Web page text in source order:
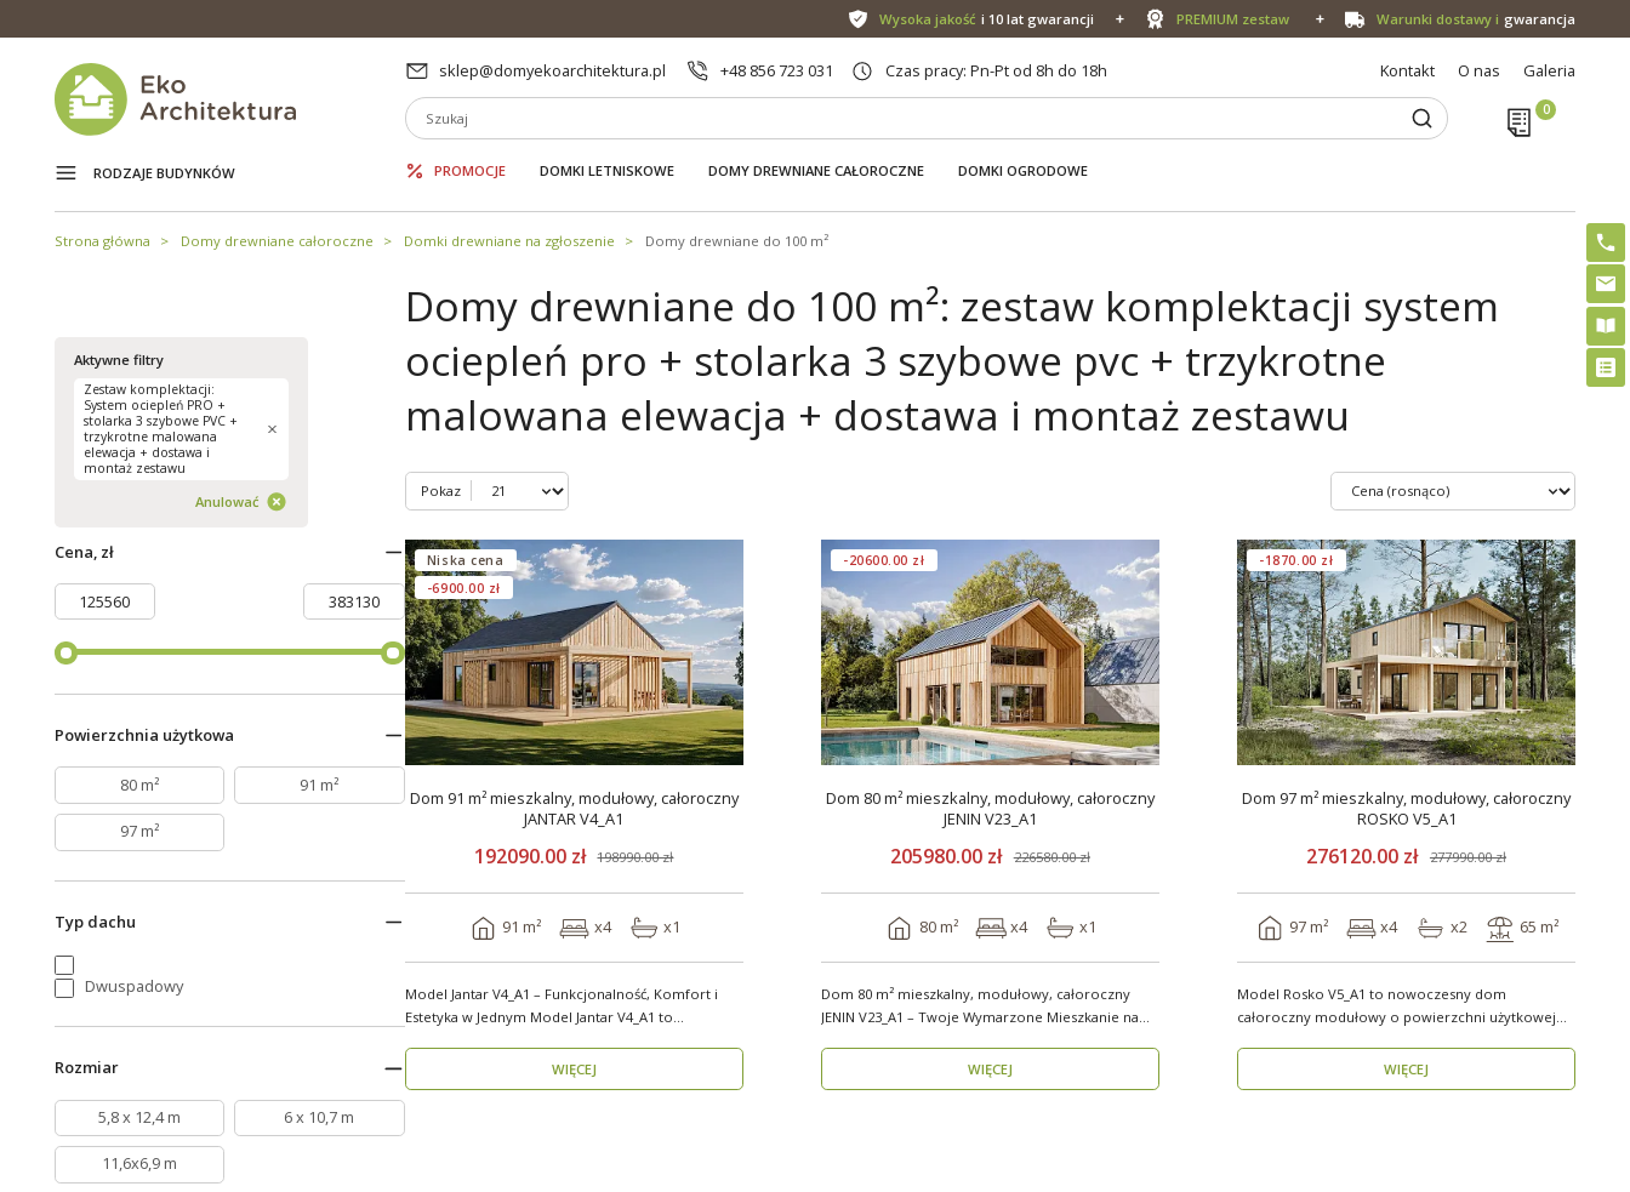
Wysoka jakość i 10 lat gwarancji PREMIUM zestaw Warunki dostawy i gwarancja
sklep@domyekoarchitektura.pl +48 856 723 031 Czas pracy: Pn-Pt od 8h do 18h Kontakt O nas Galeria
RODZAJE BUDYNKÓW PROMOCJE DOMKI LETNISKOWE DOMY DREWNIANE CAŁOROCZNE DOMKI OGRODOWE
Strona główna Domy drewniane całoroczne Domki drewniane na zgłoszenie Domy drewniane do 100 m²
Aktywne filtry
Zestaw komplektacji:
System ociepleń PRO +
stolarka 3 szybowe PVC +
trzykrotne malowana
elewacja + dostawa i
montaż zestawu
Anulować
Cena, zł
Powierzchnia użytkowa
80 m² 91 m²
97 m²
Typ dachu
Dwuspadowy
Rozmiar
5,8 x 12,4 m 6 x 10,7 m
11,6x6,9 m
Domy drewniane do 100 m²: zestaw komplektacji system
ociepleń pro + stolarka 3 szybowe pvc + trzykrotne
malowana elewacja + dostawa i montaż zestawu
Pokaz
Niska cena
-6900.00 zł
Dom 91 m² mieszkalny, modułowy, całoroczny
JANTAR V4_A1
192090.00 zł 198990.00 zł
91 m² x4 x1
Model Jantar V4_A1 – Funkcjonalność, Komfort i
Estetyka w Jednym Model Jantar V4_A1 to
WIĘCEJ
-20600.00 zł
Dom 80 m² mieszkalny, modułowy, całoroczny
JENIN V23_A1
205980.00 zł 226580.00 zł
80 m² x4 x1
Dom 80 m² mieszkalny, modułowy, całoroczny
JENIN V23_A1 – Twoje Wymarzone Mieszkanie na
WIĘCEJ
-1870.00 zł
Dom 97 m² mieszkalny, modułowy, całoroczny
ROSKO V5_A1
276120.00 zł 277990.00 zł
97 m² x4 x2 65 m²
Model Rosko V5_A1 to nowoczesny dom
całoroczny modułowy o powierzchni użytkowej
WIĘCEJ